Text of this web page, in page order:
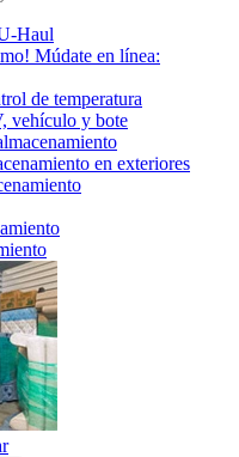
Haul
Múdate en línea:
de temperatura
vehículo y bote
en exteriores